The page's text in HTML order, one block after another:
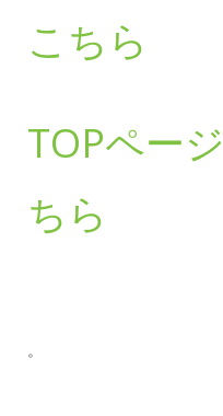
こちら
TOPペー
ちら
。